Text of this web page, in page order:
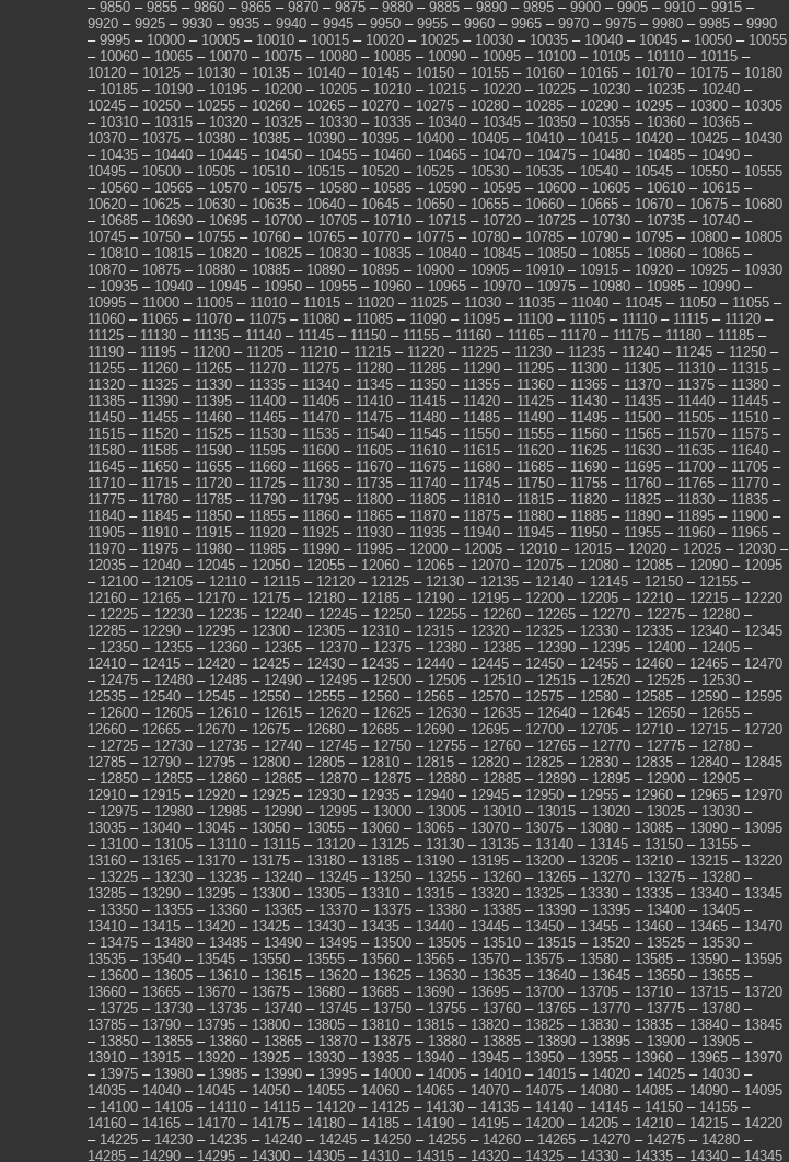
– 9850 – 9855 – 9860 – 9865 – 9870 – 9875 – 9880 – 9885 – 9890 – 9895 – 9900 – 9905 – 9910 – 9915 –
9920 – 9925 – 9930 – 9935 – 9940 – 9945 – 9950 – 9955 – 9960 – 9965 – 9970 – 9975 – 9980 – 9985 – 9990
– 9995 – 10000 – 10005 – 10010 – 10015 – 10020 – 10025 – 10030 – 10035 – 10040 – 10045 – 10050 – 10055
– 10060 – 10065 – 10070 – 10075 – 10080 – 10085 – 10090 – 10095 – 10100 – 10105 – 10110 – 10115 –
10120 – 10125 – 10130 – 10135 – 10140 – 10145 – 10150 – 10155 – 10160 – 10165 – 10170 – 10175 – 10180
– 10185 – 10190 – 10195 – 10200 – 10205 – 10210 – 10215 – 10220 – 10225 – 10230 – 10235 – 10240 –
10245 – 10250 – 10255 – 10260 – 10265 – 10270 – 10275 – 10280 – 10285 – 10290 – 10295 – 10300 – 10305
– 10310 – 10315 – 10320 – 10325 – 10330 – 10335 – 10340 – 10345 – 10350 – 10355 – 10360 – 10365 –
10370 – 10375 – 10380 – 10385 – 10390 – 10395 – 10400 – 10405 – 10410 – 10415 – 10420 – 10425 – 10430
– 10435 – 10440 – 10445 – 10450 – 10455 – 10460 – 10465 – 10470 – 10475 – 10480 – 10485 – 10490 –
10495 – 10500 – 10505 – 10510 – 10515 – 10520 – 10525 – 10530 – 10535 – 10540 – 10545 – 10550 – 10555
– 10560 – 10565 – 10570 – 10575 – 10580 – 10585 – 10590 – 10595 – 10600 – 10605 – 10610 – 10615 –
10620 – 10625 – 10630 – 10635 – 10640 – 10645 – 10650 – 10655 – 10660 – 10665 – 10670 – 10675 – 10680
– 10685 – 10690 – 10695 – 10700 – 10705 – 10710 – 10715 – 10720 – 10725 – 10730 – 10735 – 10740 –
10745 – 10750 – 10755 – 10760 – 10765 – 10770 – 10775 – 10780 – 10785 – 10790 – 10795 – 10800 – 10805
– 10810 – 10815 – 10820 – 10825 – 10830 – 10835 – 10840 – 10845 – 10850 – 10855 – 10860 – 10865 –
10870 – 10875 – 10880 – 10885 – 10890 – 10895 – 10900 – 10905 – 10910 – 10915 – 10920 – 10925 – 10930
– 10935 – 10940 – 10945 – 10950 – 10955 – 10960 – 10965 – 10970 – 10975 – 10980 – 10985 – 10990 –
10995 – 11000 – 11005 – 11010 – 11015 – 11020 – 11025 – 11030 – 11035 – 11040 – 11045 – 11050 – 11055 –
11060 – 11065 – 11070 – 11075 – 11080 – 11085 – 11090 – 11095 – 11100 – 11105 – 11110 – 11115 – 11120 –
11125 – 11130 – 11135 – 11140 – 11145 – 11150 – 11155 – 11160 – 11165 – 11170 – 11175 – 11180 – 11185 –
11190 – 11195 – 11200 – 11205 – 11210 – 11215 – 11220 – 11225 – 11230 – 11235 – 11240 – 11245 – 11250 –
11255 – 11260 – 11265 – 11270 – 11275 – 11280 – 11285 – 11290 – 11295 – 11300 – 11305 – 11310 – 11315 –
11320 – 11325 – 11330 – 11335 – 11340 – 11345 – 11350 – 11355 – 11360 – 11365 – 11370 – 11375 – 11380 –
11385 – 11390 – 11395 – 11400 – 11405 – 11410 – 11415 – 11420 – 11425 – 11430 – 11435 – 11440 – 11445 –
11450 – 11455 – 11460 – 11465 – 11470 – 11475 – 11480 – 11485 – 11490 – 11495 – 11500 – 11505 – 11510 –
11515 – 11520 – 11525 – 11530 – 11535 – 11540 – 11545 – 11550 – 11555 – 11560 – 11565 – 11570 – 11575 –
11580 – 11585 – 11590 – 11595 – 11600 – 11605 – 11610 – 11615 – 11620 – 11625 – 11630 – 11635 – 11640 –
11645 – 11650 – 11655 – 11660 – 11665 – 11670 – 11675 – 11680 – 11685 – 11690 – 11695 – 11700 – 11705 –
11710 – 11715 – 11720 – 11725 – 11730 – 11735 – 11740 – 11745 – 11750 – 11755 – 11760 – 11765 – 11770 –
11775 – 11780 – 11785 – 11790 – 11795 – 11800 – 11805 – 11810 – 11815 – 11820 – 11825 – 11830 – 11835 –
11840 – 11845 – 11850 – 11855 – 11860 – 11865 – 11870 – 11875 – 11880 – 11885 – 11890 – 11895 – 11900 –
11905 – 11910 – 11915 – 11920 – 11925 – 11930 – 11935 – 11940 – 11945 – 11950 – 11955 – 11960 – 11965 –
11970 – 11975 – 11980 – 11985 – 11990 – 11995 – 12000 – 12005 – 12010 – 12015 – 12020 – 12025 – 12030 –
12035 – 12040 – 12045 – 12050 – 12055 – 12060 – 12065 – 12070 – 12075 – 12080 – 12085 – 12090 – 12095
– 12100 – 12105 – 12110 – 12115 – 12120 – 12125 – 12130 – 12135 – 12140 – 12145 – 12150 – 12155 –
12160 – 12165 – 12170 – 12175 – 12180 – 12185 – 12190 – 12195 – 12200 – 12205 – 12210 – 12215 – 12220
– 12225 – 12230 – 12235 – 12240 – 12245 – 12250 – 12255 – 12260 – 12265 – 12270 – 12275 – 12280 –
12285 – 12290 – 12295 – 12300 – 12305 – 12310 – 12315 – 12320 – 12325 – 12330 – 12335 – 12340 – 12345
– 12350 – 12355 – 12360 – 12365 – 12370 – 12375 – 12380 – 12385 – 12390 – 12395 – 12400 – 12405 –
12410 – 12415 – 12420 – 12425 – 12430 – 12435 – 12440 – 12445 – 12450 – 12455 – 12460 – 12465 – 12470
– 12475 – 12480 – 12485 – 12490 – 12495 – 12500 – 12505 – 12510 – 12515 – 12520 – 12525 – 12530 –
12535 – 12540 – 12545 – 12550 – 12555 – 12560 – 12565 – 12570 – 12575 – 12580 – 12585 – 12590 – 12595
– 12600 – 12605 – 12610 – 12615 – 12620 – 12625 – 12630 – 12635 – 12640 – 12645 – 12650 – 12655 –
12660 – 12665 – 12670 – 12675 – 12680 – 12685 – 12690 – 12695 – 12700 – 12705 – 12710 – 12715 – 12720
– 12725 – 12730 – 12735 – 12740 – 12745 – 12750 – 12755 – 12760 – 12765 – 12770 – 12775 – 12780 –
12785 – 12790 – 12795 – 12800 – 12805 – 12810 – 12815 – 12820 – 12825 – 12830 – 12835 – 12840 – 12845
– 12850 – 12855 – 12860 – 12865 – 12870 – 12875 – 12880 – 12885 – 12890 – 12895 – 12900 – 12905 –
12910 – 12915 – 12920 – 12925 – 12930 – 12935 – 12940 – 12945 – 12950 – 12955 – 12960 – 12965 – 12970
– 12975 – 12980 – 12985 – 12990 – 12995 – 13000 – 13005 – 13010 – 13015 – 13020 – 13025 – 13030 –
13035 – 13040 – 13045 – 13050 – 13055 – 13060 – 13065 – 13070 – 13075 – 13080 – 13085 – 13090 – 13095
– 13100 – 13105 – 13110 – 13115 – 13120 – 13125 – 13130 – 13135 – 13140 – 13145 – 13150 – 13155 –
13160 – 13165 – 13170 – 13175 – 13180 – 13185 – 13190 – 13195 – 13200 – 13205 – 13210 – 13215 – 13220
– 13225 – 13230 – 13235 – 13240 – 13245 – 13250 – 13255 – 13260 – 13265 – 13270 – 13275 – 13280 –
13285 – 13290 – 13295 – 13300 – 13305 – 13310 – 13315 – 13320 – 13325 – 13330 – 13335 – 13340 – 13345
– 13350 – 13355 – 13360 – 13365 – 13370 – 13375 – 13380 – 13385 – 13390 – 13395 – 13400 – 13405 –
13410 – 13415 – 13420 – 13425 – 13430 – 13435 – 13440 – 13445 – 13450 – 13455 – 13460 – 13465 – 13470
– 13475 – 13480 – 13485 – 13490 – 13495 – 13500 – 13505 – 13510 – 13515 – 13520 – 13525 – 13530 –
13535 – 13540 – 13545 – 13550 – 13555 – 13560 – 13565 – 13570 – 13575 – 13580 – 13585 – 13590 – 13595
– 13600 – 13605 – 13610 – 13615 – 13620 – 13625 – 13630 – 13635 – 13640 – 13645 – 13650 – 13655 –
13660 – 13665 – 13670 – 13675 – 13680 – 13685 – 13690 – 13695 – 13700 – 13705 – 13710 – 13715 – 13720
– 13725 – 13730 – 13735 – 13740 – 13745 – 13750 – 13755 – 13760 – 13765 – 13770 – 13775 – 13780 –
13785 – 13790 – 13795 – 13800 – 13805 – 13810 – 13815 – 13820 – 13825 – 13830 – 13835 – 13840 – 13845
– 13850 – 13855 – 13860 – 13865 – 13870 – 13875 – 13880 – 13885 – 13890 – 13895 – 13900 – 13905 –
13910 – 13915 – 13920 – 13925 – 13930 – 13935 – 13940 – 13945 – 13950 – 13955 – 13960 – 13965 – 13970
– 13975 – 13980 – 13985 – 13990 – 13995 – 14000 – 14005 – 14010 – 14015 – 14020 – 14025 – 14030 –
14035 – 14040 – 14045 – 14050 – 14055 – 14060 – 14065 – 14070 – 14075 – 14080 – 14085 – 14090 – 14095
– 14100 – 14105 – 14110 – 14115 – 14120 – 14125 – 14130 – 14135 – 14140 – 14145 – 14150 – 14155 –
14160 – 14165 – 14170 – 14175 – 14180 – 14185 – 14190 – 14195 – 14200 – 14205 – 14210 – 14215 – 14220
– 14225 – 14230 – 14235 – 14240 – 14245 – 14250 – 14255 – 14260 – 14265 – 14270 – 14275 – 14280 –
14285 – 14290 – 14295 – 14300 – 14305 – 14310 – 14315 – 14320 – 14325 – 14330 – 14335 – 14340 – 14345